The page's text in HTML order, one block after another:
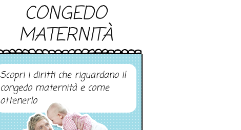
CONGEDO
MATERNITÀ
Scopri i diritti che riguardano il
congedo maternità e come
ottenerlo